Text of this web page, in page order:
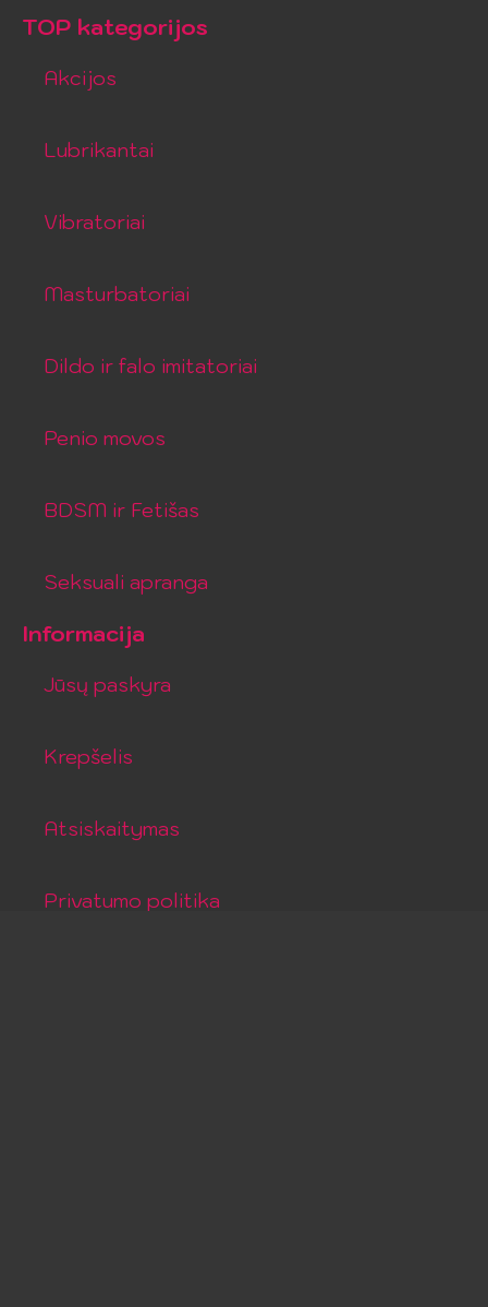
TOP kategorijos
Akcijos
Lubrikantai
Vibratoriai
Masturbatoriai
Dildo ir falo imitatoriai
Penio movos
BDSM ir Fetišas
Seksuali apranga
Informacija
Jūsų paskyra
Krepšelis
Atsiskaitymas
Privatumo politika